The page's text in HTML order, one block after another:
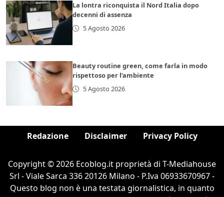
La lontra riconquista il Nord Italia dopo
decenni di assenza
5 Agosto 2026
Beauty routine green, come farla in modo
rispettoso per l’ambiente
5 Agosto 2026
Redazione Disclaimer Privacy Policy
Copyright © 2026 Ecoblog.it proprietà di T-Mediahouse
Srl - Viale Sarca 336 20126 Milano - P.Iva 06933670967 -
Questo blog non è una testata giornalistica, in quanto